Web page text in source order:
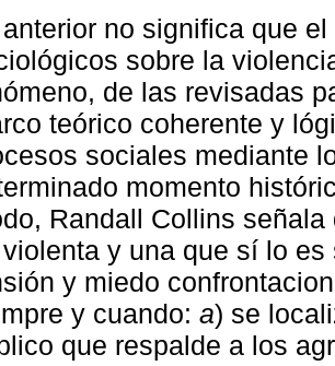
no significa que
sobre la
de las revisadas
teórico coherente y
sociales mediante
momento
Randall Collins
y una que sí lo
y miedo
y cuando: a) se
que respalde a los